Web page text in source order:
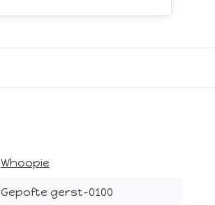
Whoopie
Gepofte gerst-0100